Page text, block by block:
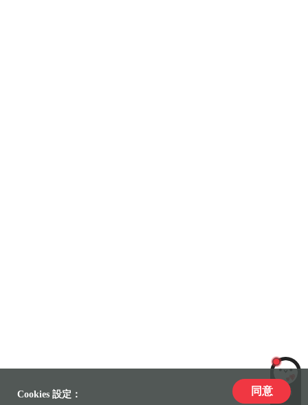
LiLi
Cookies 設定： 同意